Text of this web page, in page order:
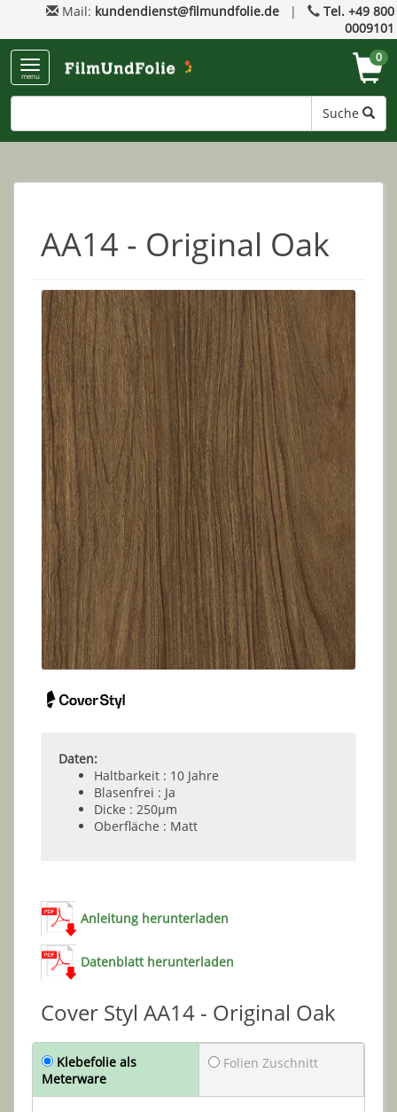
Mail: kundendienst@filmundfolie.de |
Tel. +49 800
0009101
menu
Suche
0
AA14 - Original Oak
Daten:
Haltbarkeit : 10 Jahre
Blasenfrei : Ja
Dicke : 250µm
Oberfläche : Matt
Anleitung herunterladen
Datenblatt herunterladen
Cover Styl AA14 - Original Oak
Klebefolie als
Meterware
Folien Zuschnitt